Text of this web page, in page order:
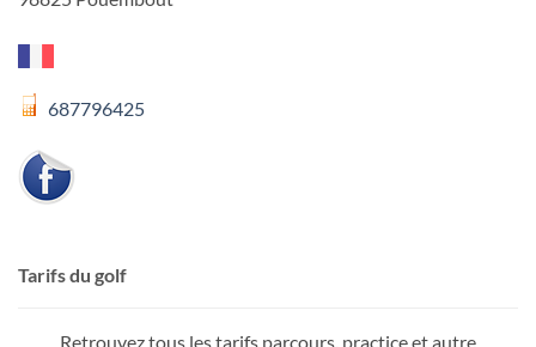
687796425
Tarifs du golf
Retrouvez tous les tarifs parcours, practice et autre